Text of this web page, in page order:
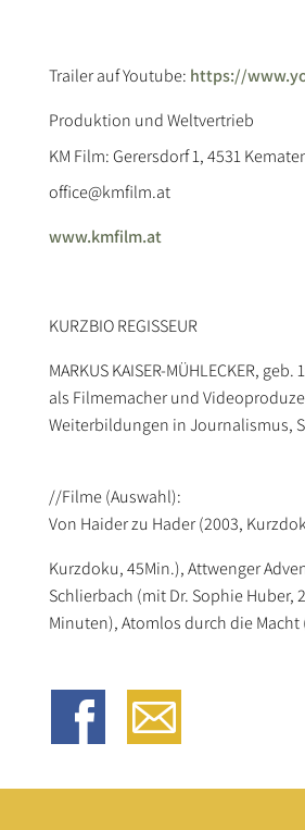
Trailer auf Youtube: https://
Produktion und Weltvertrieb
KM Film: Gerersdorf 1, 4531
office@kmfilm.at
www.kmfilm.at
KURZBIO REGISSEUR
MARKUS KAISER-MÜHLECKER,
als Filmemacher und
Weiterbildungen in Journalismus,
//Filme (Auswahl):
Von Haider zu Hader (2003,
Kurzdoku, 45Min.), Attwenger
Schlierbach (mit Dr. Sophie Huber,
Minuten), Atomlos durch die Macht